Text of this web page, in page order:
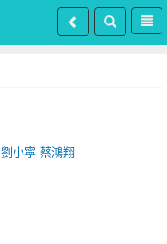
劉小寧 蔡鴻翔